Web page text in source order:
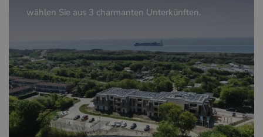
wählen Sie aus 3 charmanten Unterkünften.